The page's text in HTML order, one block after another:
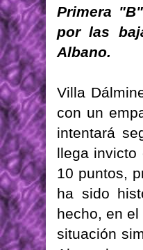
Primera
por las
Albano.
Villa
con un
intentará
llega invicto
10 puntos,
ha sido
hecho, en
situación